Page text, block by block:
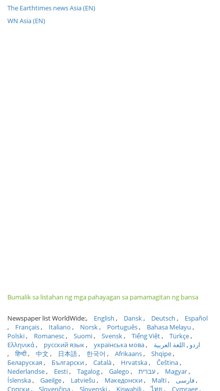
The Earthtimes news Asia (EN)
WN Asia (EN)
Bumalik sa listahan ng mga pahayagan sa pamamagitan ng bansa
Newspaper list WorldWide: English Dansk Deutsch
Español
Français
Italiano Norsk Português
Bahasa Melayu
Polski
Romanesc Suomi Svensk Tiếng Việt
Türkçe
Ελληνικά
русский язык українська мова اردو
اللغة العربية
हिन्दी
中文 日本語 한국어 Afrikaans
Shqipe
Беларуская
Български Català Hrvatska
Čeština
Nederlandse
Eesti Tagalog Galego עברית
Magyar
Íslenska
Gaeilge Latviešu Македонски Malti
فارسی
Српски
Slovenčina Slovenski Kiswahili ไทย Cymraeg